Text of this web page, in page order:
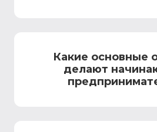
Какие основные
делают